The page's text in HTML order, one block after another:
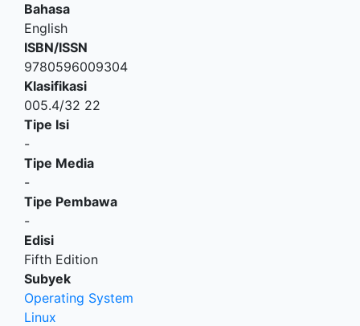
Bahasa
English
ISBN/ISSN
9780596009304
Klasifikasi
005.4/32 22
Tipe Isi
-
Tipe Media
-
Tipe Pembawa
-
Edisi
Fifth Edition
Subyek
Operating System
Linux